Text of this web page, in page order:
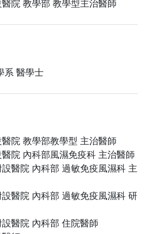
院 教學部 教學型主治醫師
系 醫學士
院 教學部教學型 主治醫師
院 內科部風濕免疫科 主治醫師
醫院 內科部 過敏免疫風濕科 主
醫院 內科部 過敏免疫風濕科 研
醫院 內科部 住院醫師